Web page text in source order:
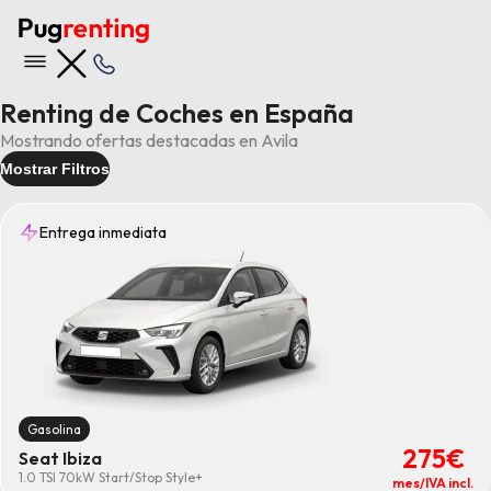
Renting de Coches en España
Mostrando ofertas destacadas en Avila
Mostrar Filtros
15 días(2)
7 días(5)
Inmediata(61)
Rápida(63)
Tipo
4x4(23)
7 Plazas(5)
Entrega inmediata
Gasolina
Seat Ibiza
1.0 TSI 70kW Start/Stop Style+
275€
mes/IVA incl.